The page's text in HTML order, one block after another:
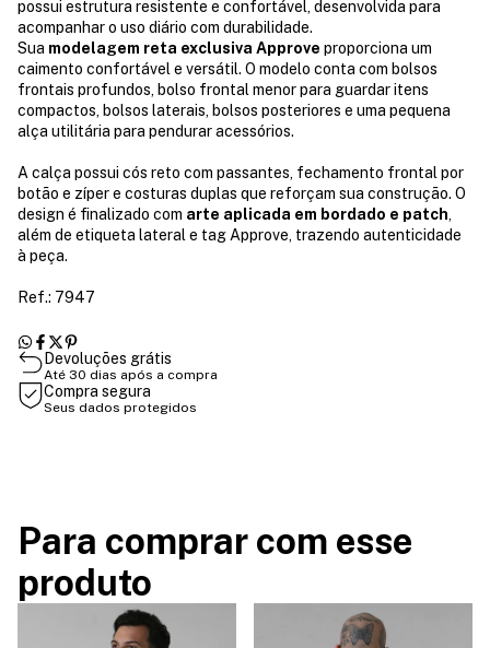
possui estrutura resistente e confortável, desenvolvida para
acompanhar o uso diário com durabilidade.
Sua modelagem reta exclusiva Approve proporciona um
caimento confortável e versátil. O modelo conta com bolsos
frontais profundos, bolso frontal menor para guardar itens
compactos, bolsos laterais, bolsos posteriores e uma pequena
alça utilitária para pendurar acessórios.
A calça possui cós reto com passantes, fechamento frontal por
botão e zíper e costuras duplas que reforçam sua construção. O
design é finalizado com arte aplicada em bordado e patch,
além de etiqueta lateral e tag Approve, trazendo autenticidade
à peça.
Ref.: 7947
Devoluções grátis
Até 30 dias após a compra
Compra segura
Seus dados protegidos
Para comprar com esse
produto